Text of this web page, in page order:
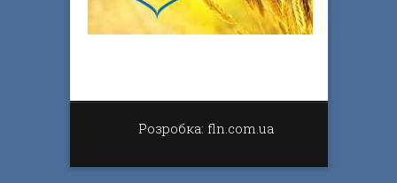
Розробка: fln.com.ua